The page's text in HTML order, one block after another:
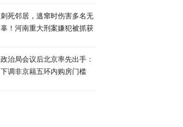
刺死邻居，逃窜时伤害多名无
辜！河南重大刑案嫌犯被抓获
政治局会议后北京率先出手：
下调非京籍五环内购房门槛